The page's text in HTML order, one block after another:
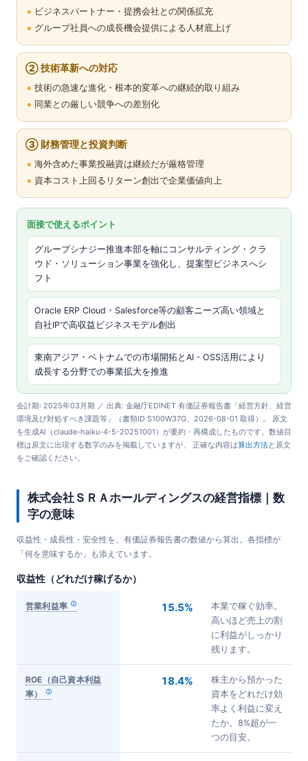
ビジネスパートナー・提携会社との関係拡充
グループ社員への成長機会提供による人材底上げ
② 技術革新への対応
技術の急速な進化・根本的変革への継続的取り組み
同業との厳しい競争への差別化
③ 財務管理と投資判断
海外含めた事業投融資は継続だが厳格管理
資本コスト上回るリターン創出で企業価値向上
面接で使えるポイント
グループシナジー推進本部を軸にコンサルティング・クラ
ウド・ソリューション事業を強化し、提案型ビジネスへシ
フト
Oracle ERP Cloud・Salesforce等の顧客ニーズ高い領域と
自社IPで高収益ビジネスモデル創出
東南アジア・ベトナムでの市場開拓とAI・OSS活用により
成長する分野での事業拡大を推進
会計期: 2025年03月期 ／ 出典: 金融庁EDINET 有価証券報告書「経営方針、経営
環境及び対処すべき課題等」（書類ID S100W37G、2026-08-01 取得）。 原文
を生成AI（claude-haiku-4-5-20251001）が要約・再構成したものです。数値目
標は原文に出現する数字のみを掲載していますが、 正確な内容は算出方法と原文
をご確認ください。
株式会社ＳＲＡホールディングスの経営指標｜数
字の意味
収益性・成長性・安全性を、有価証券報告書の数値から算出。各指標が
「何を意味するか」も添えています。
収益性（どれだけ稼げるか）
営業利益率 15.5%
本業で稼ぐ効率。
高いほど売上の割
に利益がしっかり
残ります。
ROE（自己資本利益
率）
18.4%
株主から預かった
資本をどれだけ効
率よく利益に変え
たか。8%超が一
つの目安。